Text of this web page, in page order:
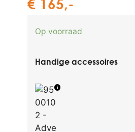
€ 165,-
Op voorraad
Handige accessoires